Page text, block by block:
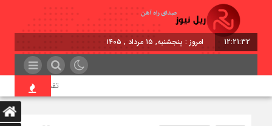
12:21:33 امروز : پنجشنبه, ۱۵ مرداد , ۱۴۰۵
تقدیر معاون اول